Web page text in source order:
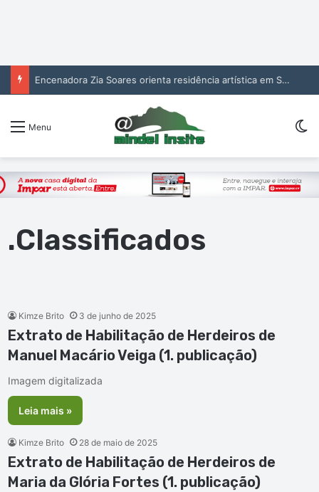
Encenadora Zia Soares orienta residência artística em São Vicente
Menu
.Classificados
Kimze Brito 3 de junho de 2025
Extrato de Habilitação de Herdeiros de
Manuel Macário Veiga (1. publicação)
Imagem digitalizada
Leia mais »
Kimze Brito 28 de maio de 2025
Extrato de Habilitação de Herdeiros de
Maria da Glória Fortes (1. publicação)